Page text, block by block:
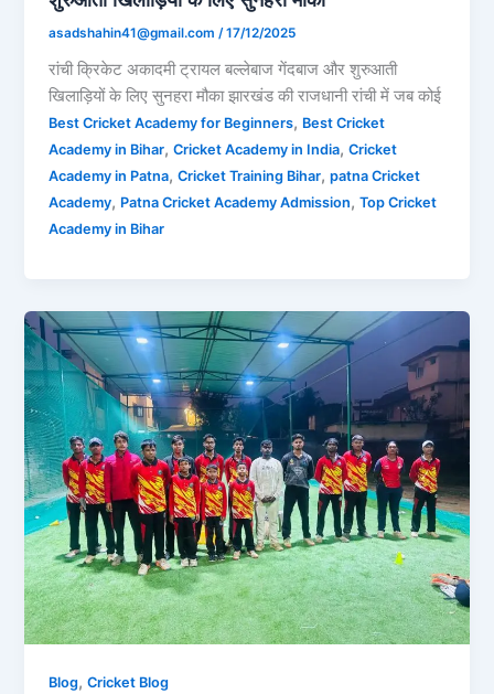
asadshahin41@gmail.com/17/12/2025
रांची क्रिकेट अकादमी ट्रायल बल्लेबाज गेंदबाज और शुरुआती
खिलाड़ियों के लिए सुनहरा मौका झारखंड की राजधानी रांची में जब कोई
Best Cricket Academy for Beginners, Best Cricket
Academy in Bihar,Cricket Academy in India,Cricket
Academy in Patna,Cricket Training Bihar,patna Cricket
Academy, Patna Cricket Academy Admission,Top Cricket
Academy in Bihar
Blog,Cricket Blog